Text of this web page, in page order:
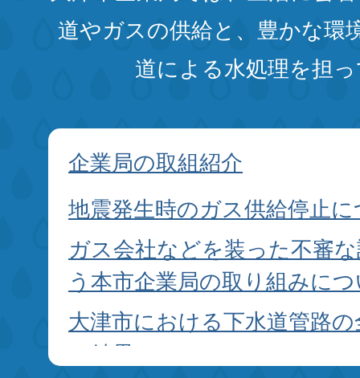
道やガスの供給と、 豊かな環
道による水処理を担
企業局の取組紹介
地震発生時のガス供給停止
ガス会社などを装った不審
う本市企業局の取り組みに
大津市における下水道管路
の結果について